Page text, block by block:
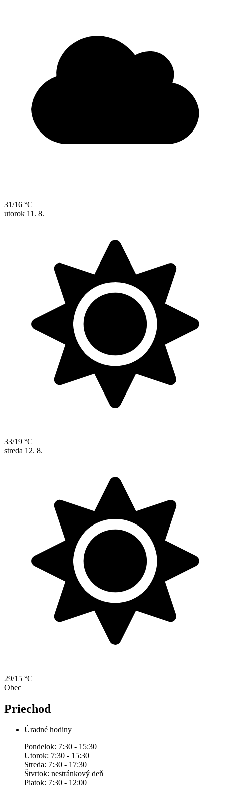
31/16 °C
utorok 11. 8.
33/19 °C
streda 12. 8.
29/15 °C
Obec
Priechod
Úradné hodiny
Pondelok: 7:30 - 15:30
Utorok: 7:30 - 15:30
Streda: 7:30 - 17:30
Štvrtok: nestránkový deň
Piatok: 7:30 - 12:00